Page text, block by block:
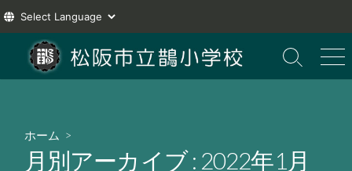
テ
検
索
メ
ニ
ホーム >
月別アーカイブ : 2022年1月